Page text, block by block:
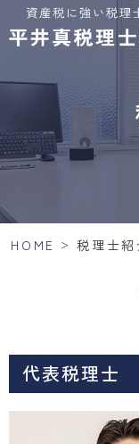
HOME > 税理士紹
代表税理士